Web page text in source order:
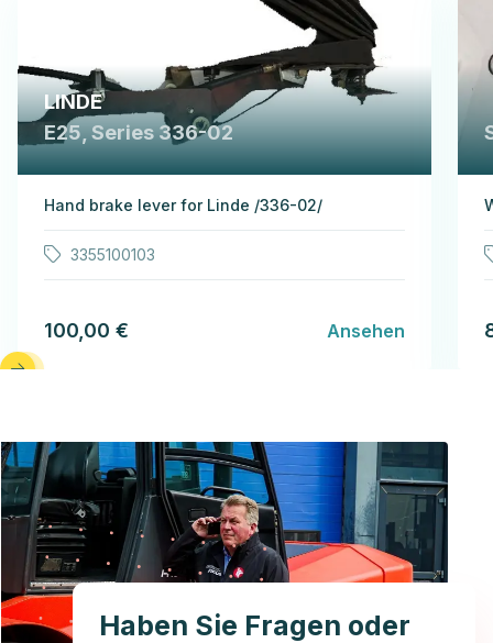
LINDE
E25, Series 336-02
Hand brake lever for Linde /336-02/
3355100103
100,00 € Ansehen
Haben Sie Fragen oder